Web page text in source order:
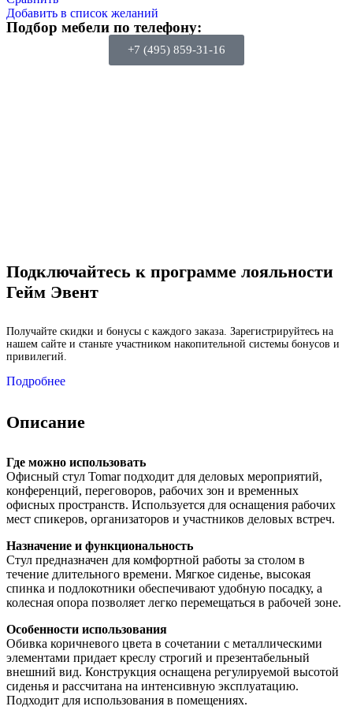
Добавить в список желаний
Подбор мебели по телефону:
+7 (495) 859-31-16
Подключайтесь к программе лояльности
Гейм Эвент
Получайте скидки и бонусы с каждого заказа. Зарегистрируйтесь на
нашем сайте и станьте участником накопительной системы бонусов и
привилегий.
Подробнее
Описание
Где можно использовать
Офисный стул Tomar подходит для деловых мероприятий,
конференций, переговоров, рабочих зон и временных
офисных пространств. Используется для оснащения рабочих
мест спикеров, организаторов и участников деловых встреч.
Назначение и функциональность
Стул предназначен для комфортной работы за столом в
течение длительного времени. Мягкое сиденье, высокая
спинка и подлокотники обеспечивают удобную посадку, а
колесная опора позволяет легко перемещаться в рабочей зоне.
Особенности использования
Обивка коричневого цвета в сочетании с металлическими
элементами придает креслу строгий и презентабельный
внешний вид. Конструкция оснащена регулируемой высотой
сиденья и рассчитана на интенсивную эксплуатацию.
Подходит для использования в помещениях.